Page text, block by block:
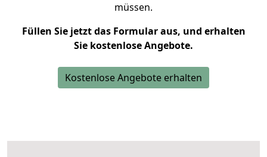
müssen.
Füllen Sie jetzt das Formular aus, und erhalten
Sie kostenlose Angebote.
Kostenlose Angebote erhalten